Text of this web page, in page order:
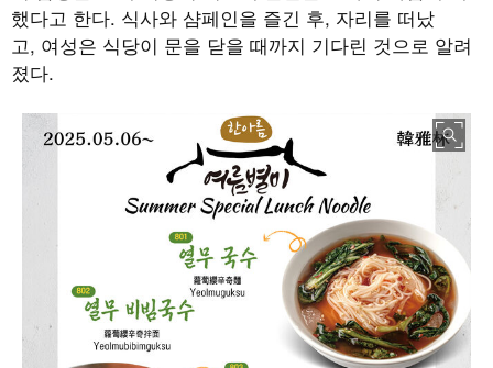
했다고 한다. 식사와 샴페인을 즐긴 후, 자리를 떠났
고, 여성은 식당이 문을 닫을 때까지 기다린 것으로 알려
졌다.